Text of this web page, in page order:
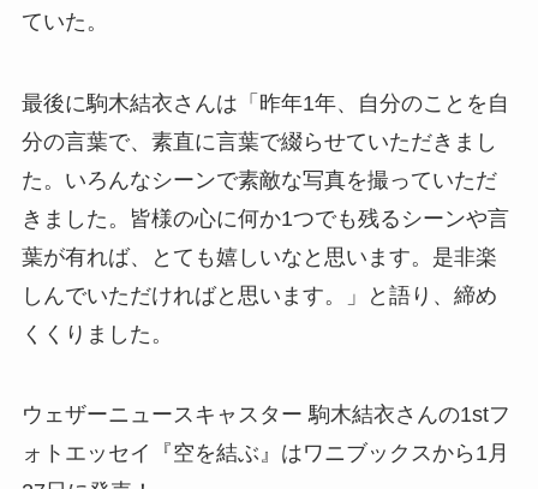
ていた。
最後に駒木結衣さんは「昨年1年、自分のことを自
分の言葉で、素直に言葉で綴らせていただきまし
た。いろんなシーンで素敵な写真を撮っていただ
きました。皆様の心に何か1つでも残るシーンや言
葉が有れば、とても嬉しいなと思います。是非楽
しんでいただければと思います。」と語り、締め
くくりました。
ウェザーニュースキャスター 駒木結衣さんの1stフ
ォトエッセイ『空を結ぶ』はワニブックスから1月